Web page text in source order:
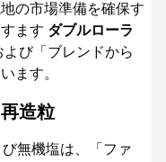
の市場準備を確保す
ます ダブルローラ
び「ブレンドから
ます。
造粒
無機塩は、「ファ